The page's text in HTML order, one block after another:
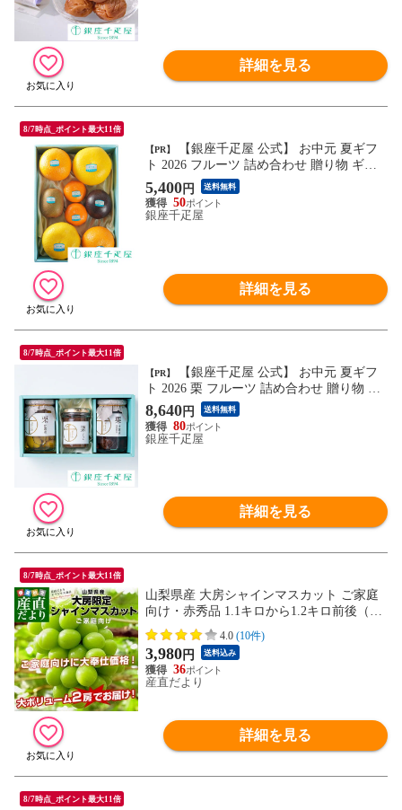
詳細を見る
8/7時点_ポイント最大11倍
【PR】
ト 2026 フルーツ 詰め合わせ 贈り物 ギフ
ト 千疋屋 果物詰合せ
5,400円 送料無料
50
銀座千疋屋
詳細を見る
8/7時点_ポイント最大11倍
【PR】
ト 2026 栗 フルーツ 詰め合わせ 贈り物 ギ
フト 千疋屋 国産栗詰合せ3本入
8,640円 送料無料
80
銀座千疋屋
詳細を見る
8/7時点_ポイント最大11倍
山梨県産 大房シャインマスカット ご家庭
向け・赤秀品 1.1キロから1.2キロ前後（2
房）送料無料 ぶどう ブドウ 種なしぶどう
葡萄 ※クール便
4.0 (10件)
3,980円 送料込み
36
産直だより
詳細を見る
8/7時点_ポイント最大11倍